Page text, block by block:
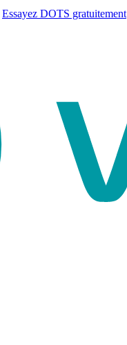
Essayez DOTS gratuitement